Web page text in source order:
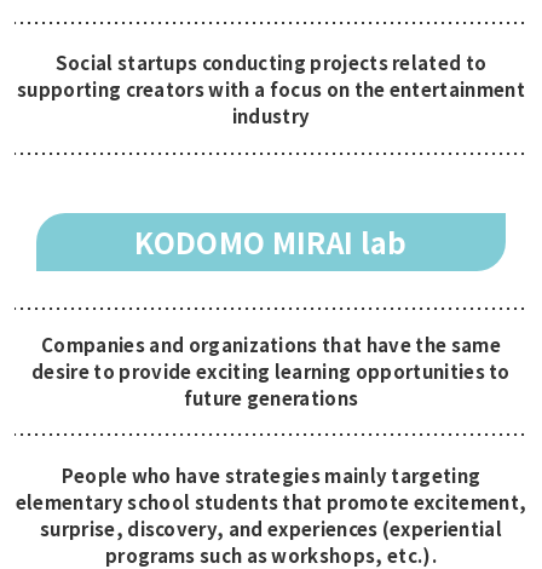
Social startups conducting projects related to
supporting creators with a focus on the entertainment
industry
KODOMO MIRAI lab
Companies and organizations that have the same
desire to provide exciting learning opportunities to
future generations
People who have strategies mainly targeting
elementary school students that promote excitement,
surprise, discovery, and experiences (experiential
programs such as workshops, etc.).